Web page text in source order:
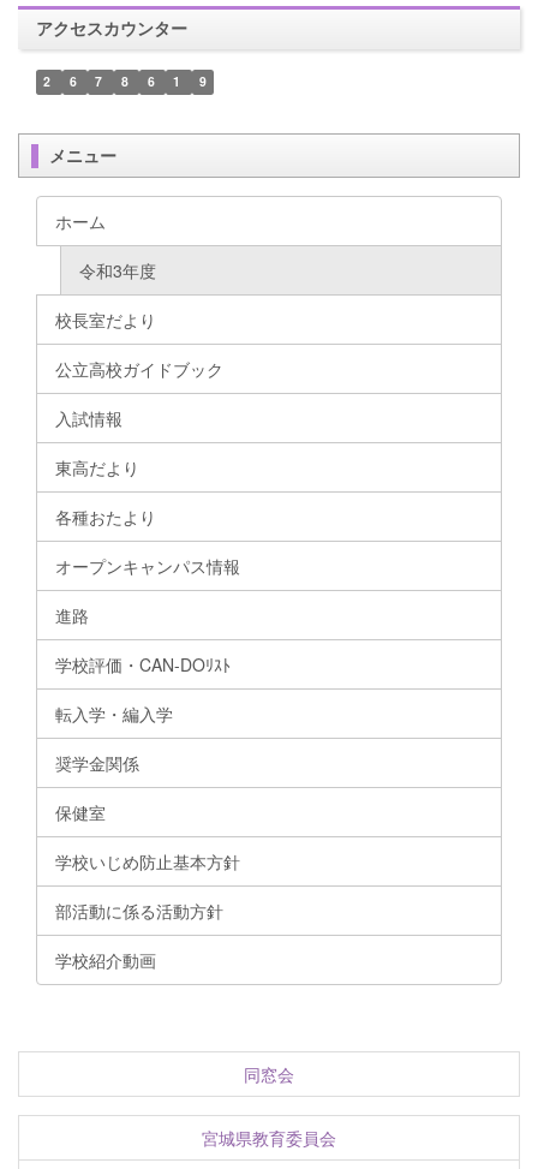
アクセスカウンター
2 6 7 8 6 1 9
メニュー
ホーム
令和3年度
校長室だより
公立高校ガイドブック
入試情報
東高だより
各種おたより
オープンキャンパス情報
進路
学校評価・CAN-DOﾘｽﾄ
転入学・編入学
奨学金関係
保健室
学校いじめ防止基本方針
部活動に係る活動方針
学校紹介動画
同窓会
宮城県教育委員会